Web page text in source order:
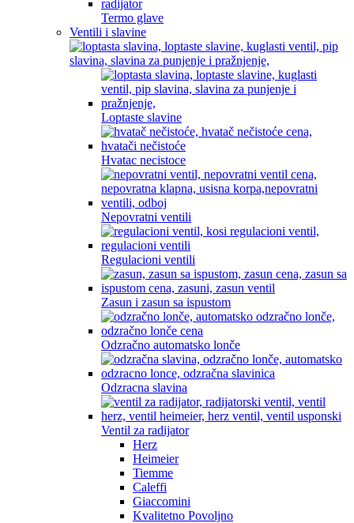
Termo glave
Ventili i slavine
Loptaste slavine
Hvatac necistoce
Nepovratni ventili
Regulacioni ventili
Zasun i zasun sa ispustom
Odzračno automatsko lonče
Odzracna slavina
Ventil za radijator
Herz
Heimeier
Tiemme
Caleffi
Giaccomini
Kvalitetno Povoljno